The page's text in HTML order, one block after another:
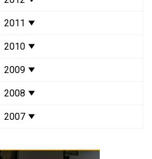
2011
2010
2009
2008
2007